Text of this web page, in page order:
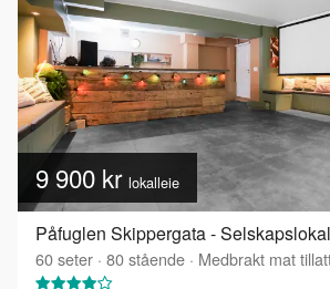
9 900 kr lokalleie
Påfuglen Skippergata -
60seter · 80stående · Medbrakt mat